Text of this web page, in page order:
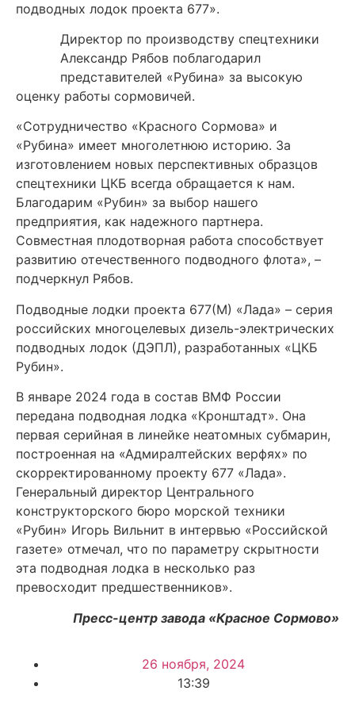
подводных лодок проекта 677».
Директор по производству спецтехники
Александр Рябов поблагодарил
представителей «Рубина» за высокую
оценку работы сормовичей.
«Сотрудничество «Красного Сормова» и
«Рубина» имеет многолетнюю историю. За
изготовлением новых перспективных образцов
спецтехники ЦКБ всегда обращается к нам.
Благодарим «Рубин» за выбор нашего
предприятия, как надежного партнера.
Совместная плодотворная работа способствует
развитию отечественного подводного флота», –
подчеркнул Рябов.
Подводные лодки проекта 677(М) «Лада» – серия
российских многоцелевых дизель-электрических
подводных лодок (ДЭПЛ), разработанных «ЦКБ
Рубин».
В январе 2024 года в состав ВМФ России
передана подводная лодка «Кронштадт». Она
первая серийная в линейке неатомных субмарин,
построенная на «Адмиралтейских верфях» по
скорректированному проекту 677 «Лада».
Генеральный директор Центрального
конструкторского бюро морской техники
«Рубин» Игорь Вильнит в интервью «Российской
газете» отмечал, что по параметру скрытности
эта подводная лодка в несколько раз
превосходит предшественников».
Пресс-центр завода «Красное Сормово»
26 ноября, 2024
13:39